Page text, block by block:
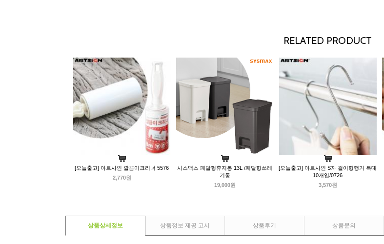
RELATED PRODUCT
[오늘출고] 아트사인 깔끔이크리너 5576
2,770원
시스맥스 페달형휴지통 13L /페달형쓰레
기통
19,000원
[오늘출고] 아트사인 S자 걸이형행거 특대
10개입/0726
3,570원
상품상세정보 상품정보 제공 고시 상품후기 상품문의